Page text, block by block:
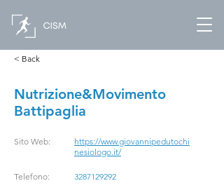
< Back
Nutrizione&Movimento
Battipaglia
Sito Web:
https://www.giovannipedutochi
nesiologo.it/
Telefono: 3287129292